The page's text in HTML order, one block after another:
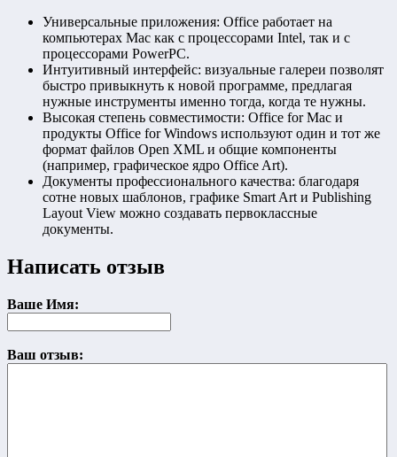
Универсальные приложения: Office работает на
компьютерах Mac как с процессорами Intel, так и с
процессорами PowerPC.
Интуитивный интерфейс: визуальные галереи позволят
быстро привыкнуть к новой программе, предлагая
нужные инструменты именно тогда, когда те нужны.
Высокая степень совместимости: Office for Mac и
продукты Office for Windows используют один и тот же
формат файлов Open XML и общие компоненты
(например, графическое ядро Office Art).
Документы профессионального качества: благодаря
сотне новых шаблонов, графике Smart Art и Publishing
Layout View можно создавать первоклассные
документы.
Написать отзыв
Ваше Имя:
Ваш отзыв: